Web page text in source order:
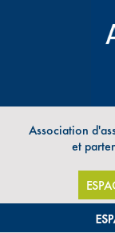
Association
et